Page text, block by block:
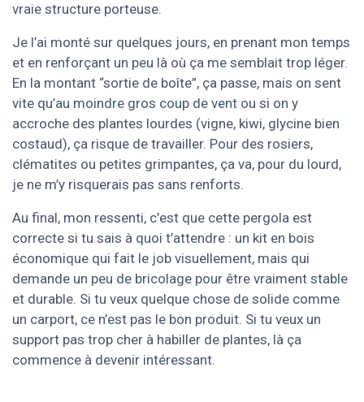
vraie structure porteuse.
Je l’ai monté sur quelques jours, en prenant mon temps
et en renforçant un peu là où ça me semblait trop léger.
En la montant “sortie de boîte”, ça passe, mais on sent
vite qu’au moindre gros coup de vent ou si on y
accroche des plantes lourdes (vigne, kiwi, glycine bien
costaud), ça risque de travailler. Pour des rosiers,
clématites ou petites grimpantes, ça va, pour du lourd,
je ne m’y risquerais pas sans renforts.
Au final, mon ressenti, c’est que cette pergola est
correcte si tu sais à quoi t’attendre : un kit en bois
économique qui fait le job visuellement, mais qui
demande un peu de bricolage pour être vraiment stable
et durable. Si tu veux quelque chose de solide comme
un carport, ce n’est pas le bon produit. Si tu veux un
support pas trop cher à habiller de plantes, là ça
commence à devenir intéressant.